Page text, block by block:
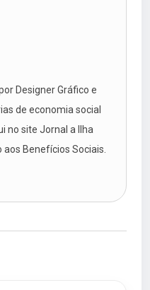
Designer Gráfico e
de economia social
no site Jornal a Ilha
Benefícios Sociais.